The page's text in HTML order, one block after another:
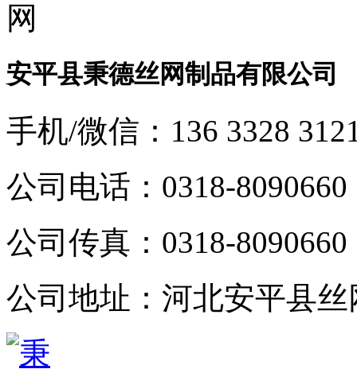
安平县秉德丝网制品有限公司
手机/微信： 136 3328
公司电话： 0318-8090660
公司传真： 0318-8090660
公司地址： 河北安平县